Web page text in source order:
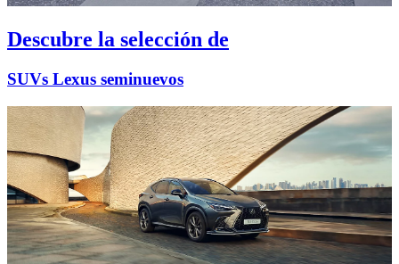
Descubre la selección de
SUVs Lexus seminuevos